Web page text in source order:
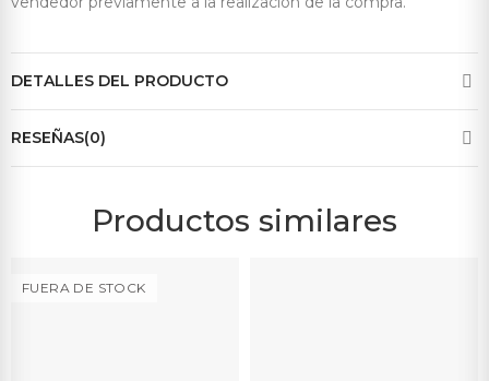
DETALLES DEL PRODUCTO
RESEÑAS(0)
Productos similares
FUERA DE STOCK